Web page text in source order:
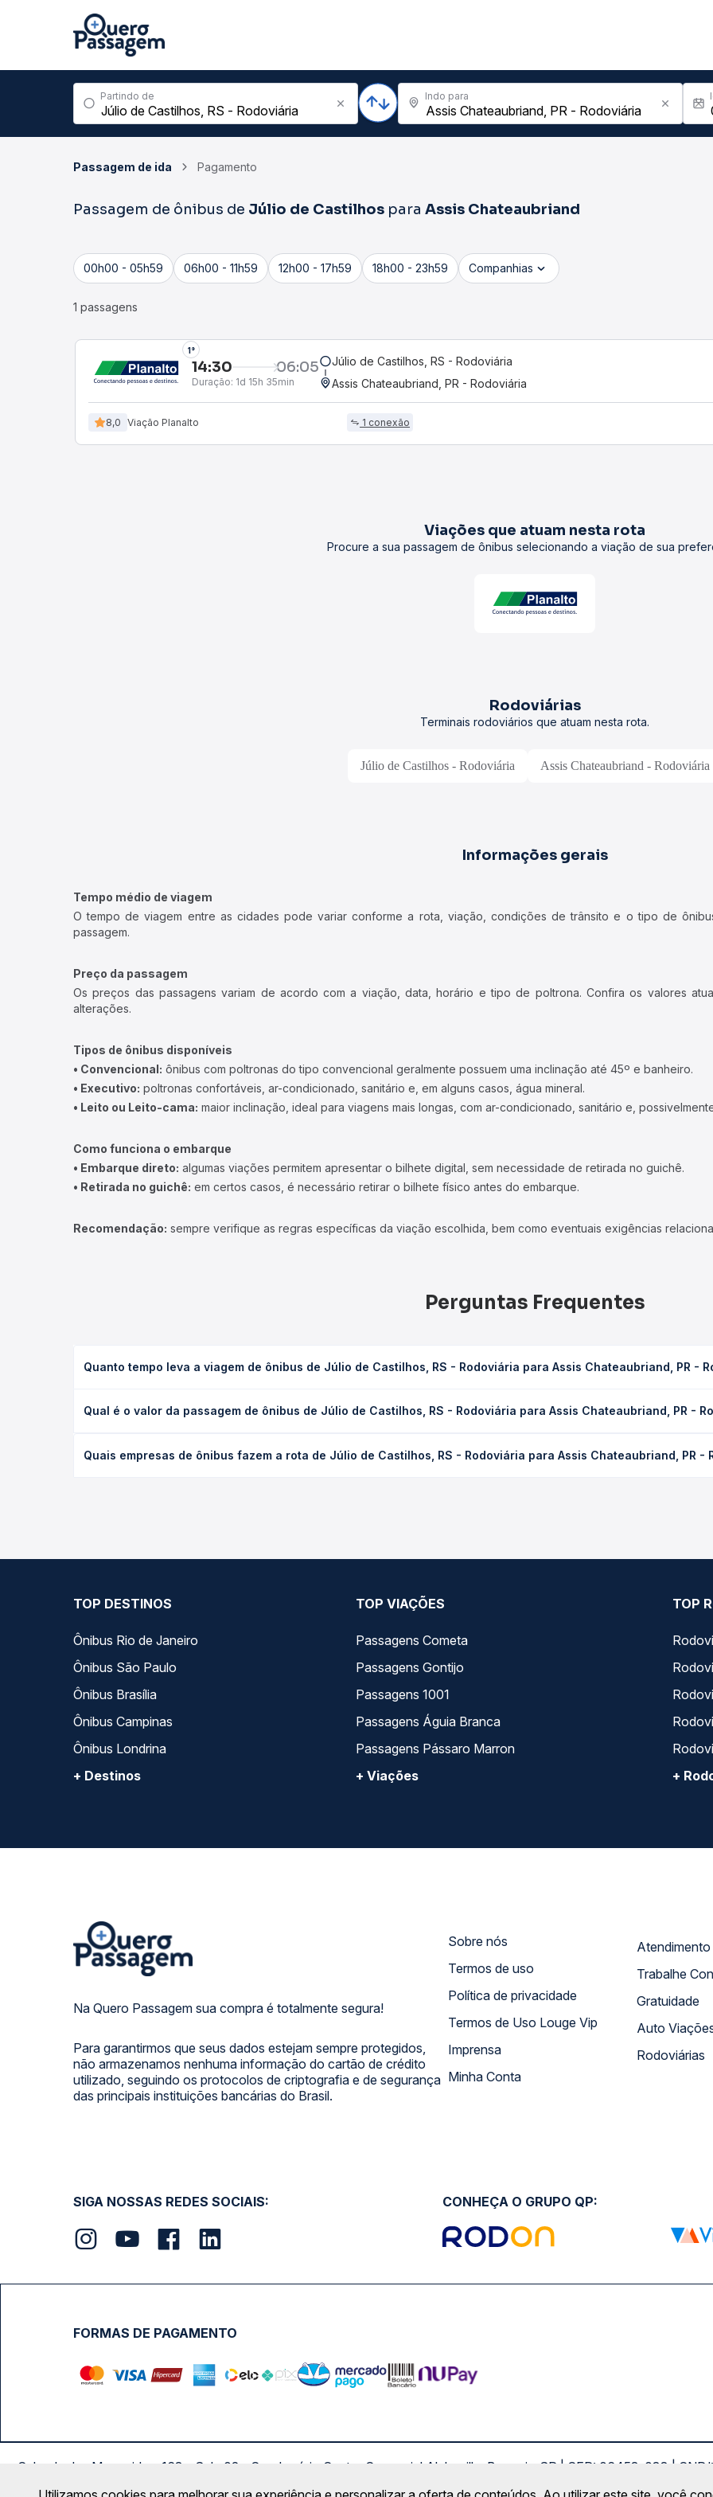
Partindo de Indo para
Passagem de ida Pagamento
Passagem de ônibus de Júlio de Castilhos para Assis Chateaubriand
00h00 - 05h59 06h00 - 11h59 12h00 - 17h59 18h00 - 23h59 Companhias
1 passagens
1°
14:30 06:05
Duração: 1d 15h 35min
Júlio de Castilhos, RS - Rodoviária
Assis Chateaubriand, PR - Rodoviária
8,0 Viação Planalto 1 conexão
Viações que atuam nesta rota
Procure a sua passagem de ônibus selecionando a viação de sua
Rodoviárias
Terminais rodoviários que atuam nesta rota.
Júlio de Castilhos - Rodoviária Assis Chateaubriand - Rodoviária
Informações gerais
Tempo médio de viagem
O tempo de viagem entre as cidades pode variar conforme a rota, viação, condições de trânsito e o tipo de
passagem.
Preço da passagem
Os preços das passagens variam de acordo com a viação, data, horário e tipo de poltrona. Confira os valores
alterações.
Tipos de ônibus disponíveis
• Convencional: ônibus com poltronas do tipo convencional geralmente possuem uma inclinação até 45º e banheiro.
• Executivo: poltronas confortáveis, ar-condicionado, sanitário e, em alguns casos, água mineral.
• Leito ou Leito-cama: maior inclinação, ideal para viagens mais longas, com ar-condicionado, sanitário e,
Como funciona o embarque
• Embarque direto: algumas viações permitem apresentar o bilhete digital, sem necessidade de retirada no guichê.
• Retirada no guichê: em certos casos, é necessário retirar o bilhete físico antes do embarque.
Recomendação: sempre verifique as regras específicas da viação escolhida, bem como eventuais exigências
Perguntas Frequentes
Quanto tempo leva a viagem de ônibus de Júlio de Castilhos, RS - Rodoviária para Assis Chateaubriand, PR -
de serviço (convencional, executivo ou leito) e as condições de tráfego. Na Quero Passagem você consulta os
Qual é o valor da passagem de ônibus de Júlio de Castilhos, RS - Rodoviária para Assis Chateaubriand, PR -
viagem, a empresa, o tipo de poltrona e a antecedência da compra. Na Quero Passagem você compara os preços
Quais empresas de ônibus fazem a rota de Júlio de Castilhos, RS - Rodoviária para Assis Chateaubriand, PR -
TOP DESTINOS
Ônibus Rio de Janeiro
Ônibus São Paulo
Ônibus Brasília
Ônibus Campinas
Ônibus Londrina
+ Destinos
TOP VIAÇÕES
Passagens Cometa
Passagens Gontijo
Passagens 1001
Passagens Águia Branca
Passagens Pássaro Marron
+ Viações
TOP
+
Na Quero Passagem sua compra é totalmente segura!
Para garantirmos que seus dados estejam sempre protegidos,
não armazenamos nenhuma informação do cartão de crédito
utilizado, seguindo os protocolos de criptografia e de segurança
das principais instituições bancárias do Brasil.
Sobre nós
Termos de uso
Política de privacidade
Termos de Uso Louge Vip
Imprensa
Minha Conta
Trabalhe
Gratuidade
Auto
Rodoviárias
SIGA NOSSAS REDES SOCIAIS: CONHEÇA O GRUPO QP:
FORMAS DE PAGAMENTO
Calçada das Margaridas, 163 - Sala 02 - Condomínio Centro Comercial Alphaville, Barueri - SP | CEP: 06453-038 |
Copyright 2026 © QueroPassagem.com.br